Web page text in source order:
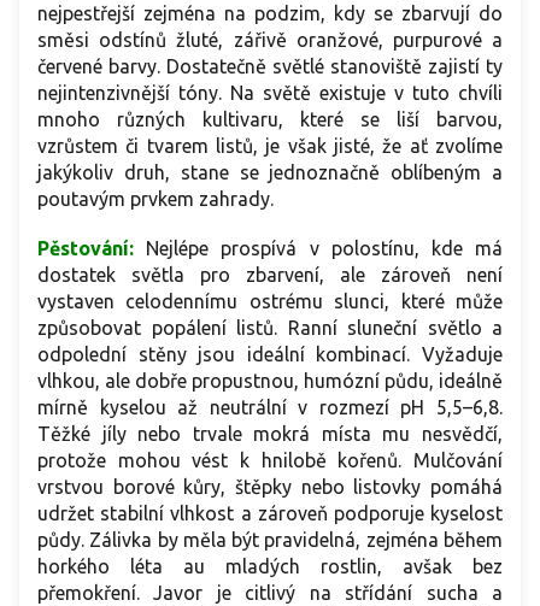
nejpestřejší zejména na podzim, kdy se zbarvují do
směsi odstínů žluté, zářivě oranžové, purpurové a
červené barvy. Dostatečně světlé stanoviště zajistí ty
nejintenzivnější tóny. Na světě existuje v tuto chvíli
mnoho různých kultivaru, které se liší barvou,
vzrůstem či tvarem listů, je však jisté, že ať zvolíme
jakýkoliv druh, stane se jednoznačně oblíbeným a
poutavým prvkem zahrady.
Pěstování: Nejlépe prospívá v polostínu, kde má
dostatek světla pro zbarvení, ale zároveň není
vystaven celodennímu ostrému slunci, které může
způsobovat popálení listů. Ranní sluneční světlo a
odpolední stěny jsou ideální kombinací. Vyžaduje
vlhkou, ale dobře propustnou, humózní půdu, ideálně
mírně kyselou až neutrální v rozmezí pH 5,5–6,8.
Těžké jíly nebo trvale mokrá místa mu nesvědčí,
protože mohou vést k hnilobě kořenů. Mulčování
vrstvou borové kůry, štěpky nebo listovky pomáhá
udržet stabilní vlhkost a zároveň podporuje kyselost
půdy. Zálivka by měla být pravidelná, zejména během
horkého léta au mladých rostlin, avšak bez
přemokření. Javor je citlivý na střídání sucha a